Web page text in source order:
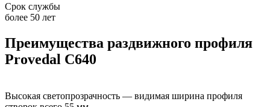
Срок службы
более 50 лет
Преимущества раздвижного профиля
Provedal C640
Высокая светопрозрачность — видимая ширина профиля